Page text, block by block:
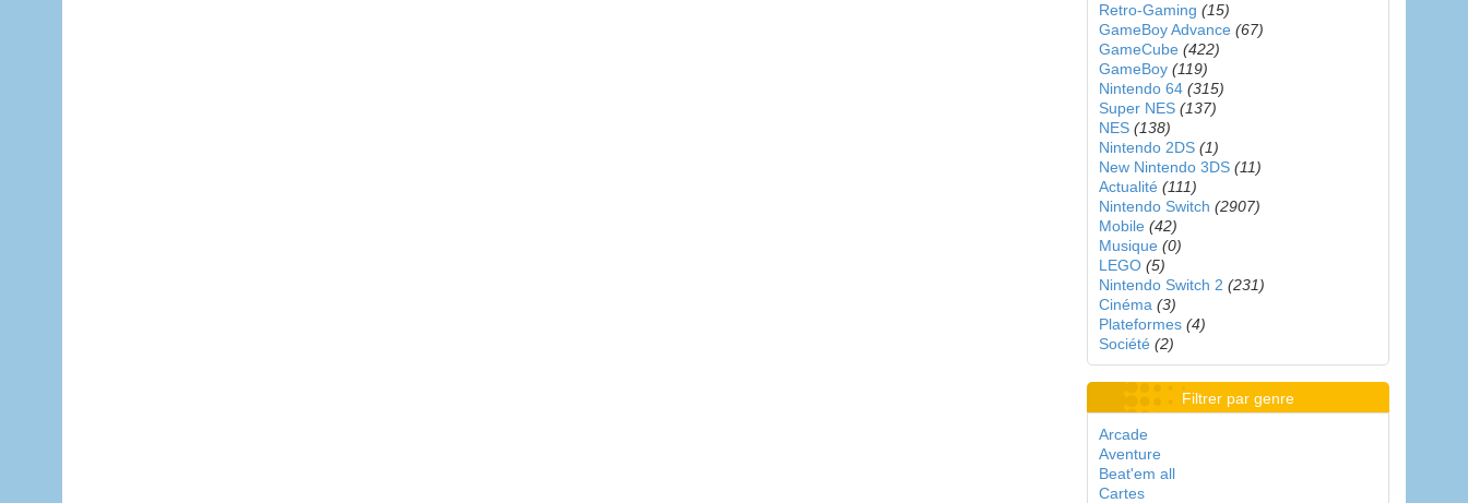
Retro-Gaming (15)
GameBoy Advance (67)
GameCube (422)
GameBoy (119)
Nintendo 64 (315)
Super NES (137)
NES (138)
Nintendo 2DS (1)
New Nintendo 3DS (11)
Actualité (111)
Nintendo Switch (2907)
Mobile (42)
Musique (0)
LEGO (5)
Nintendo Switch 2 (231)
Cinéma (3)
Plateformes (4)
Société (2)
Filtrer par genre
Arcade
Aventure
Beat'em all
Cartes